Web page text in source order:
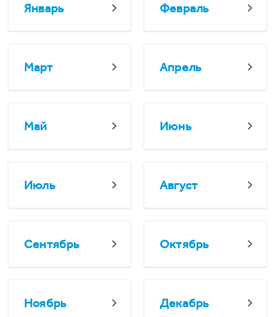
Январь Февраль
Март Апрель
Май Июнь
Июль Август
Сентябрь Октябрь
Ноябрь Декабрь